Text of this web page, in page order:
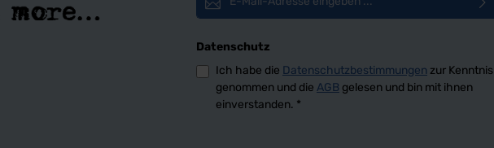
Datenschutz
Ich habe die Datenschutzbestimmungen zur Kenntnis
genommen und dieAGB gelesen und bin mit ihnen
einverstanden. *